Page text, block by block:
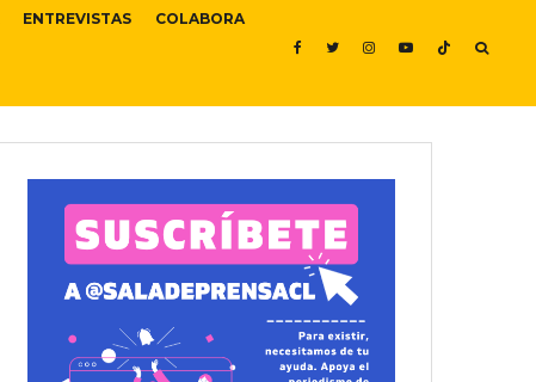
ENTREVISTAS COLABORA